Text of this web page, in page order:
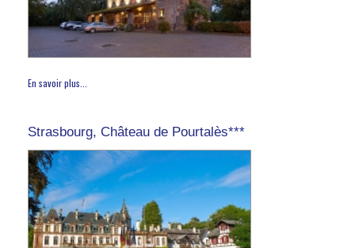
En savoir plus...
Strasbourg, Château de Pourtalès***